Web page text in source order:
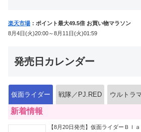
楽天市場 ：ポイント最大49.5倍 お買い物マラソン
8月4日(火)20:00～8月11日(火)01:59
発売日カレンダー
仮面ライダー 戦隊／PJ.RED ウルトラ
新着情報
【8月20日発売】仮面ライダーＢ